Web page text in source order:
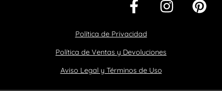
Política de Privacidad
Política de Ventas y Devoluciones
Aviso Legal y Términos de Uso